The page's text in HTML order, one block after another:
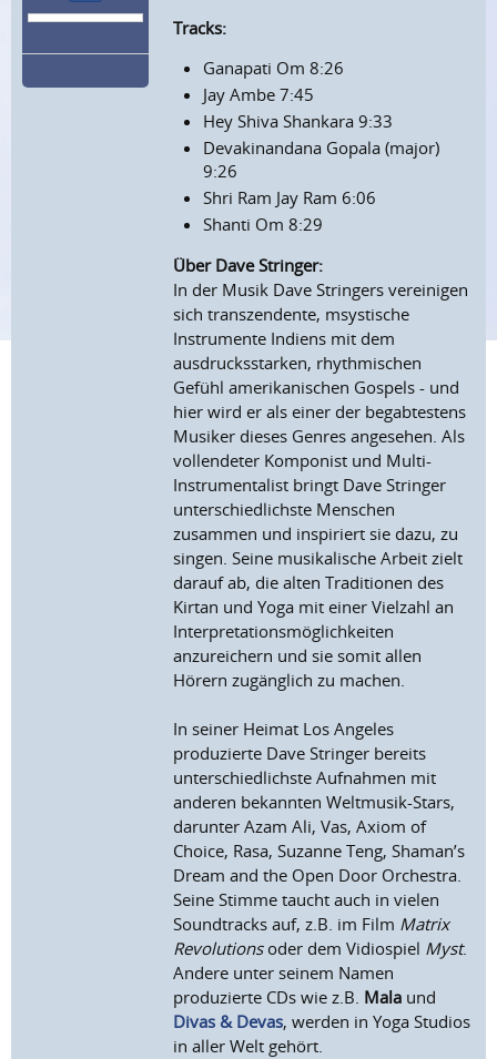
Tracks:
Ganapati Om 8:26
Jay Ambe 7:45
Hey Shiva Shankara 9:33
Devakinandana Gopala (major)
9:26
Shri Ram Jay Ram 6:06
Shanti Om 8:29
Über Dave Stringer:
In der Musik Dave Stringers vereinigen
sich transzendente, msystische
Instrumente Indiens mit dem
ausdrucksstarken, rhythmischen
Gefühl amerikanischen Gospels - und
hier wird er als einer der begabtestens
Musiker dieses Genres angesehen. Als
vollendeter Komponist und Multi-
Instrumentalist bringt Dave Stringer
unterschiedlichste Menschen
zusammen und inspiriert sie dazu, zu
singen. Seine musikalische Arbeit zielt
darauf ab, die alten Traditionen des
Kirtan und Yoga mit einer Vielzahl an
Interpretationsmöglichkeiten
anzureichern und sie somit allen
Hörern zugänglich zu machen.
In seiner Heimat Los Angeles
produzierte Dave Stringer bereits
unterschiedlichste Aufnahmen mit
anderen bekannten Weltmusik-Stars,
darunter Azam Ali, Vas, Axiom of
Choice, Rasa, Suzanne Teng, Shaman’s
Dream and the Open Door Orchestra.
Seine Stimme taucht auch in vielen
Soundtracks auf, z.B. im Film Matrix
Revolutionsoder dem Vidiospiel Myst.
Andere unter seinem Namen
produzierte CDs wie z.B. Mala und
Divas & Devas, werden in Yoga Studios
in aller Welt gehört.